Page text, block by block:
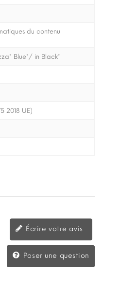
du contenu
Blue*/ in Black*
2018 UE)
Écrire votre avis
Poser une question